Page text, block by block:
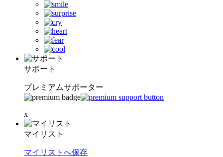
サポート
プレミアムサポーター
x
マイリスト
マイリストへ保存